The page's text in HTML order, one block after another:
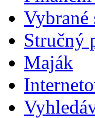
Vybrané
Stručný
Maják